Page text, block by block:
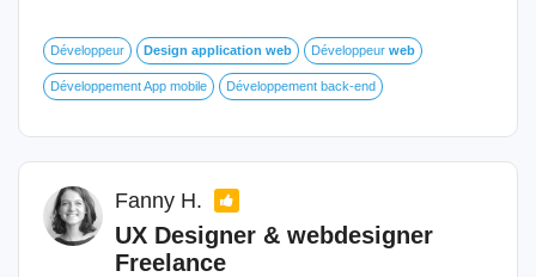
Développeur Design application web Développeur web
Développement App mobile Développement back-end
Fanny H.
UX Designer & webdesigner
Freelance